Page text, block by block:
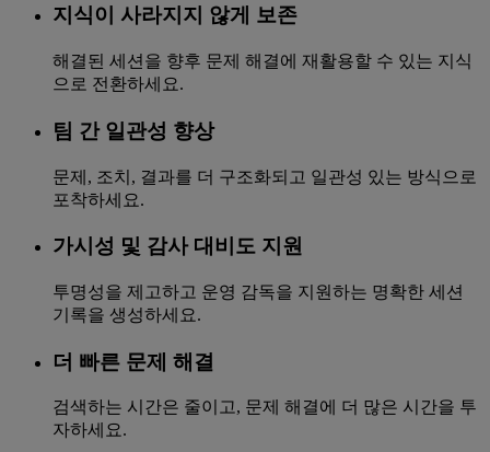
지식이 사라지지 않게 보존
해결된 세션을 향후 문제 해결에 재활용할 수 있는 지식
으로 전환하세요.
팀 간 일관성 향상
문제, 조치, 결과를 더 구조화되고 일관성 있는 방식으로
포착하세요.
가시성 및 감사 대비도 지원
투명성을 제고하고 운영 감독을 지원하는 명확한 세션
기록을 생성하세요.
더 빠른 문제 해결
검색하는 시간은 줄이고, 문제 해결에 더 많은 시간을 투
자하세요.